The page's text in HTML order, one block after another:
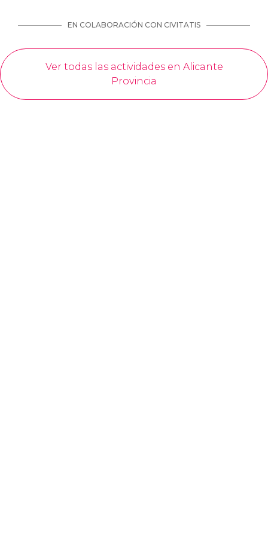
EN COLABORACIÓN CON CIVITATIS
Ver todas las actividades en Alicante
Provincia